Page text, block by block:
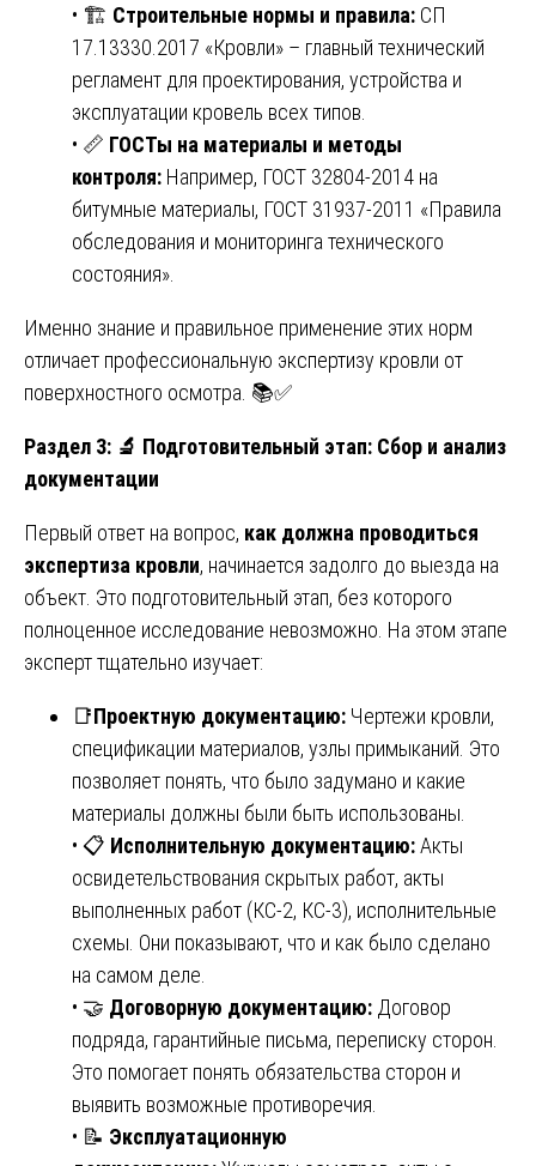
• 🏗️ Строительные нормы и правила: СП
17.13330.2017 «Кровли» – главный технический
регламент для проектирования, устройства и
эксплуатации кровель всех типов.
• 📏 ГОСТы на материалы и методы
контроля: Например, ГОСТ 32804-2014 на
битумные материалы, ГОСТ 31937-2011 «Правила
обследования и мониторинга технического
состояния».
Именно знание и правильное применение этих норм
отличает профессиональную экспертизу кровли от
поверхностного осмотра. 📚✅
Раздел 3: 🔬 Подготовительный этап: Сбор и анализ
документации
Первый ответ на вопрос, как должна проводиться
экспертиза кровли, начинается задолго до выезда на
объект. Это подготовительный этап, без которого
полноценное исследование невозможно. На этом этапе
эксперт тщательно изучает:
📑Проектную документацию: Чертежи кровли,
спецификации материалов, узлы примыканий. Это
позволяет понять, что было задумано и какие
материалы должны были быть использованы.
• 📋 Исполнительную документацию:Акты
освидетельствования скрытых работ, акты
выполненных работ (КС-2, КС-3), исполнительные
схемы. Они показывают, что и как было сделано
на самом деле.
• 🤝 Договорную документацию: Договор
подряда, гарантийные письма, переписку сторон.
Это помогает понять обязательства сторон и
выявить возможные противоречия.
• 📝 Эксплуатационную